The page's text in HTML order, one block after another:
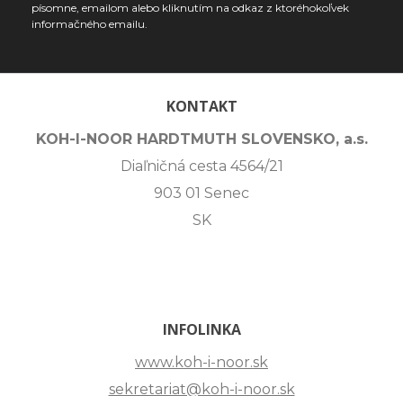
písomne, emailom alebo kliknutím na odkaz z ktoréhokoľvek
informačného emailu.
KONTAKT
KOH-I-NOOR HARDTMUTH SLOVENSKO, a.s.
Diaľničná cesta 4564/21
903 01 Senec
SK
INFOLINKA
www.koh-i-noor.sk
sekretariat@koh-i-noor.sk